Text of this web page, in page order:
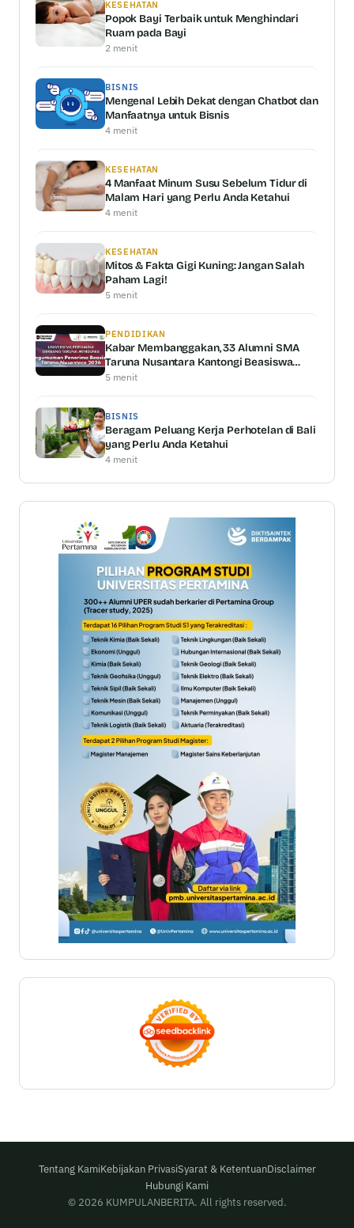
KESEHATAN
Popok Bayi Terbaik untuk Menghindari
Ruam pada Bayi
2 menit
BISNIS
Mengenal Lebih Dekat dengan Chatbot dan
Manfaatnya untuk Bisnis
4 menit
KESEHATAN
4 Manfaat Minum Susu Sebelum Tidur di
Malam Hari yang Perlu Anda Ketahui
4 menit
KESEHATAN
Mitos & Fakta Gigi Kuning: Jangan Salah
Paham Lagi!
5 menit
PENDIDIKAN
Kabar Membanggakan, 33 Alumni SMA
Taruna Nusantara Kantongi Beasiswa
Universitas Pertamina
5 menit
BISNIS
Beragam Peluang Kerja Perhotelan di Bali
yang Perlu Anda Ketahui
4 menit
Tentang KamiKebijakan PrivasiSyarat & KetentuanDisclaimer
Hubungi Kami
© 2026 KUMPULANBERITA. All rights reserved.